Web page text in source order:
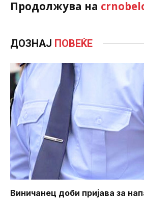
Продолжува на
ДОЗНАЈ ПОВЕЌЕ
Виничанец доби пријава за